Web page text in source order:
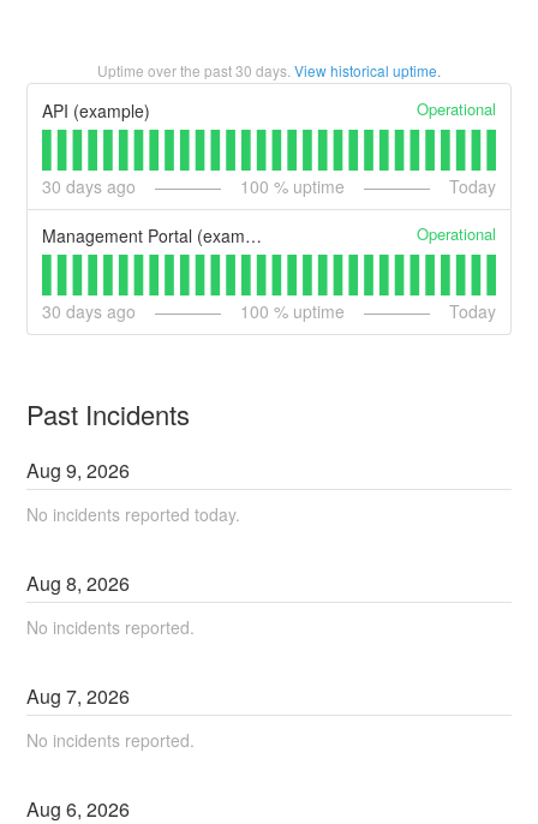
Uptime over the past30 days. View historical uptime.
API (example) Operational
30 days ago 100 % uptime Today
Management Portal (example) Operational
30 days ago 100 % uptime Today
Past Incidents
Aug9,2026
No incidents reported today.
Aug8,2026
No incidents reported.
Aug7,2026
No incidents reported.
Aug6,2026